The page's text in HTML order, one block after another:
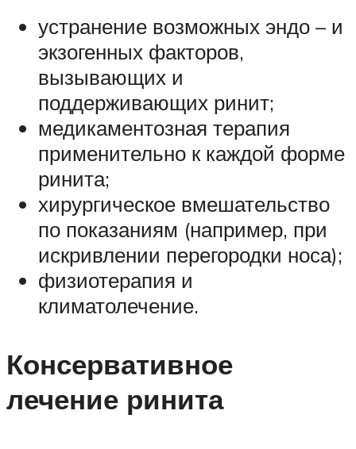
устранение возможных эндо – и
экзогенных факторов,
вызывающих и
поддерживающих ринит;
медикаментозная терапия
применительно к каждой форме
ринита;
хирургическое вмешательство
по показаниям (например, при
искривлении перегородки носа);
физиотерапия и
климатолечение.
Консервативное
лечение ринита